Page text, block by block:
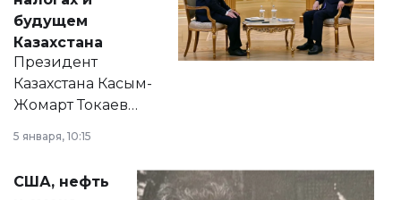
будущем
Казахстана
Президент
Казахстана Касым-
Жомарт Токаев
сразу несколько
актуальных тем —
от слухов о
5 января, 10:15
США, нефть